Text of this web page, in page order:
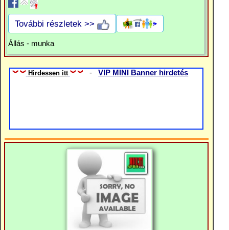
További részletek >>
Állás - munka
Hirdessen itt -VIP MINI Banner hirdetés